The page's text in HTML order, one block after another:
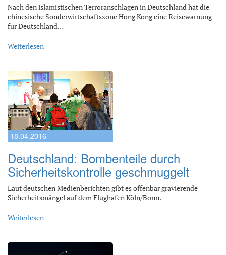
Nach den islamistischen Terroranschlägen in Deutschland hat die
chinesische Sonderwirtschaftszone Hong Kong eine Reisewarnung
für Deutschland…
Weiterlesen
18.04.2016
Deutschland: Bombenteile durch
Sicherheitskontrolle geschmuggelt
Laut deutschen Medienberichten gibt es offenbar gravierende
Sicherheitsmängel auf dem Flughafen Köln/Bonn.
Weiterlesen